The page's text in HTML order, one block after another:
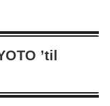
’til